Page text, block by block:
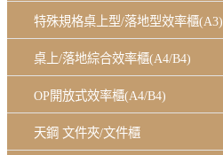
特殊規格桌上型/落地型效率櫃(A3)
桌上/落地綜合效率櫃(A4/B4)
OP開放式效率櫃(A4/B4)
天鋼 文件夾/文件櫃